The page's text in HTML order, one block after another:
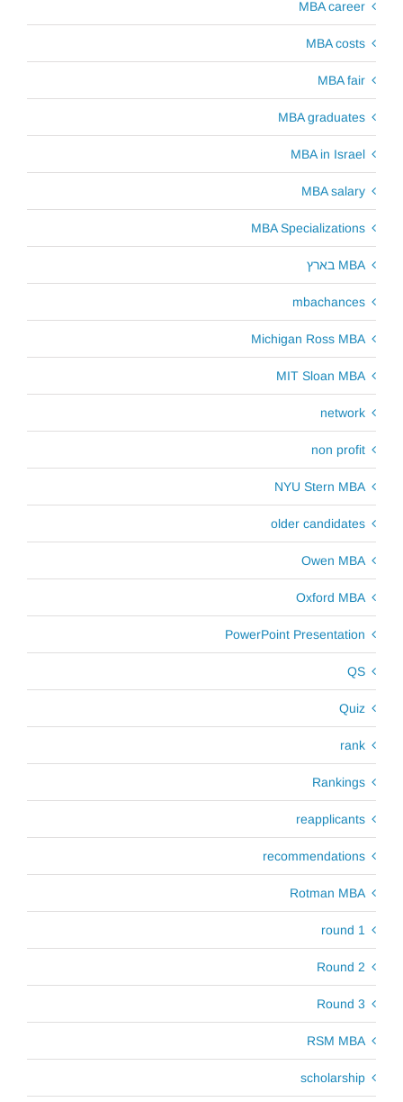
MBA career
MBA costs
MBA fair
MBA graduates
MBA in Israel
MBA salary
MBA Specializations
MBA בארץ
mbachances
Michigan Ross MBA
MIT Sloan MBA
network
non profit
NYU Stern MBA
older candidates
Owen MBA
Oxford MBA
PowerPoint Presentation
QS
Quiz
rank
Rankings
reapplicants
recommendations
Rotman MBA
round 1
Round 2
Round 3
RSM MBA
scholarship